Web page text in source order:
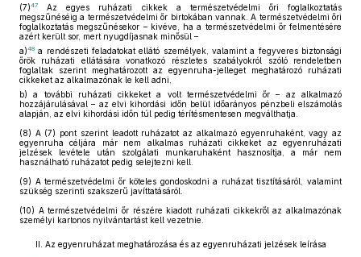
(7)47
Az egyes ruházati cikkek a természetvédelmi őri foglalkoztatás
megszűnéséig a természetvédelmi őr birtokában vannak. A természetvédelmi őri
foglalkoztatás megszűnésekor – kivéve, ha a természetvédelmi őr felmentésére
azért került sor, mert nyugdíjasnak minősül –
a)48 a rendészeti feladatokat ellátó személyek, valamint a fegyveres biztonsági
őrök ruházati ellátására vonatkozó részletes szabályokról szóló rendeletben
foglaltak szerint meghatározott az egyenruha-jelleget meghatározó ruházati
cikkeket az alkalmazónak le kell adni,
b) a további ruházati cikkeket a volt természetvédelmi őr – az alkalmazó
hozzájárulásával – az elvi kihordási időn belül időarányos pénzbeli elszámolás
alapján, az elvi kihordási időn túl pedig térítésmentesen megválthatja.
(8) A (7) pont szerint leadott ruházatot az alkalmazó egyenruhaként, vagy az
egyenruha céljára már nem alkalmas ruházati cikkeket az egyenruházati
jelzések levétele után szolgálati munkaruhaként hasznosítja, a már nem
használható ruházatot pedig selejtezni kell.
(9) A természetvédelmi őr köteles gondoskodni a ruházat tisztításáról, valamint
szükség szerinti szakszerű javíttatásáról.
(10) A természetvédelmi őr részére kiadott ruházati cikkekről az alkalmazónak
személyi kartonos nyilvántartást kell vezetnie.
II. Az egyenruházat meghatározása és az egyenruházati jelzések leírása